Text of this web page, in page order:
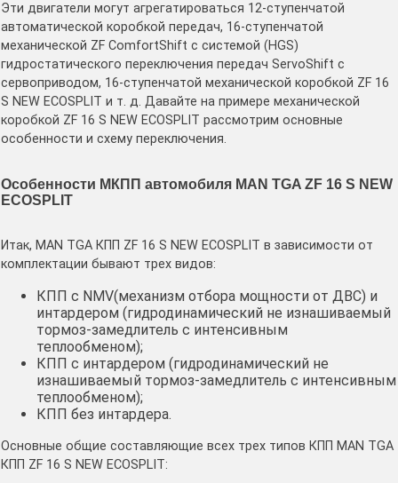
Эти двигатели могут агрегатироваться 12-ступенчатой
автоматической коробкой передач, 16-ступенчатой
механической ZF ComfortShift с системой (HGS)
гидростатического переключения передач ServoShift с
сервоприводом, 16-ступенчатой механической коробкой ZF 16
S NEW ECOSPLIT и т. д. Давайте на примере механической
коробкой ZF 16 S NEW ECOSPLIT рассмотрим основные
особенности и схему переключения.
Особенности МКПП автомобиля MAN TGA ZF 16 S NEW
ECOSPLIT
Итак, MAN TGA КПП ZF 16 S NEW ECOSPLIT в зависимости от
комплектации бывают трех видов:
КПП с NMV(механизм отбора мощности от ДВС) и
интардером (гидродинамический не изнашиваемый
тормоз-замедлитель с интенсивным
теплообменом);
КПП с интардером (гидродинамический не
изнашиваемый тормоз-замедлитель с интенсивным
теплообменом);
КПП без интардера.
Основные общие составляющие всех трех типов КПП MAN TGA
КПП ZF 16 S NEW ECOSPLIT: